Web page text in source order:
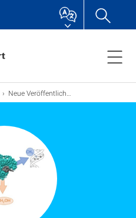
Neue Veröffentlichung in "Nucl. Acids Res."